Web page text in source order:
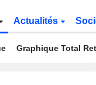
Actualités
Graphique Total